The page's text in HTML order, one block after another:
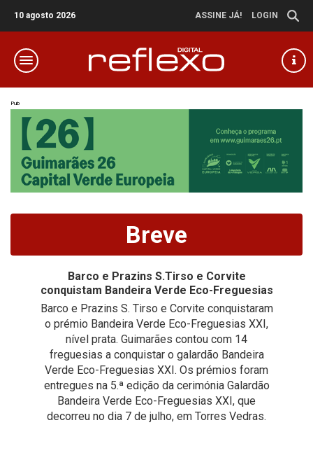
10 agosto 2026 ASSINE JÁ! LOGIN
Pub
Breve
Barco e Prazins S.Tirso e Corvite
conquistam Bandeira Verde Eco-Freguesias
Barco e Prazins S. Tirso e Corvite conquistaram
o prémio Bandeira Verde Eco-Freguesias XXI,
nível prata. Guimarães contou com 14
freguesias a conquistar o galardão Bandeira
Verde Eco-Freguesias XXI. Os prémios foram
entregues na 5.ª edição da cerimónia Galardão
Bandeira Verde Eco-Freguesias XXI, que
decorreu no dia 7 de julho, em Torres Vedras.